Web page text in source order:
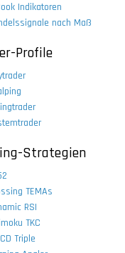
Indikatoren
nach Maß
Profile
Strategien
TEMAs
RSI
TKC
Triple